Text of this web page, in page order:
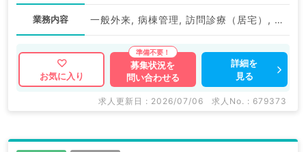
業務内容 一般外来, 病棟管理, 訪問診療（居宅）, 訪問診療（施設）
お気に入り
募集状況を
問い合わせる
詳細を
見る
求人更新日 : 2026/07/06 求人No. : 679373